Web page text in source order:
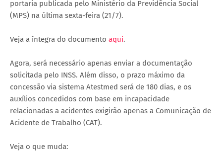
portaria publicada pelo Ministério da Previdência Social
(MPS) na última sexta-feira (21/7).
Veja a íntegra do documento aqui.
Agora, será necessário apenas enviar a documentação
solicitada pelo INSS. Além disso, o prazo máximo da
concessão via sistema Atestmed será de 180 dias, e os
auxílios concedidos com base em incapacidade
relacionadas a acidentes exigirão apenas a Comunicação de
Acidente de Trabalho (CAT).
Veja o que muda: